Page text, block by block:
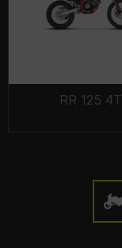
RR 125 4T